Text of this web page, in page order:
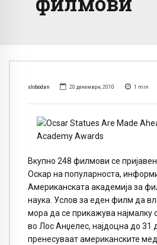
slobodan 20 декември, 2010 1 min
Вкупно 248 филмови се
Оскар на популарноста,
Американската академија за
наука. Услов за еден филм да
мора да се прикажува најмалку
во Лос Анџелес, најдоцна до 31
пренесуваат американските